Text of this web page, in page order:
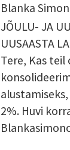
Blanka
JÕULU- JA
UUSAASTA
Tere, Kas
2%. Huvi